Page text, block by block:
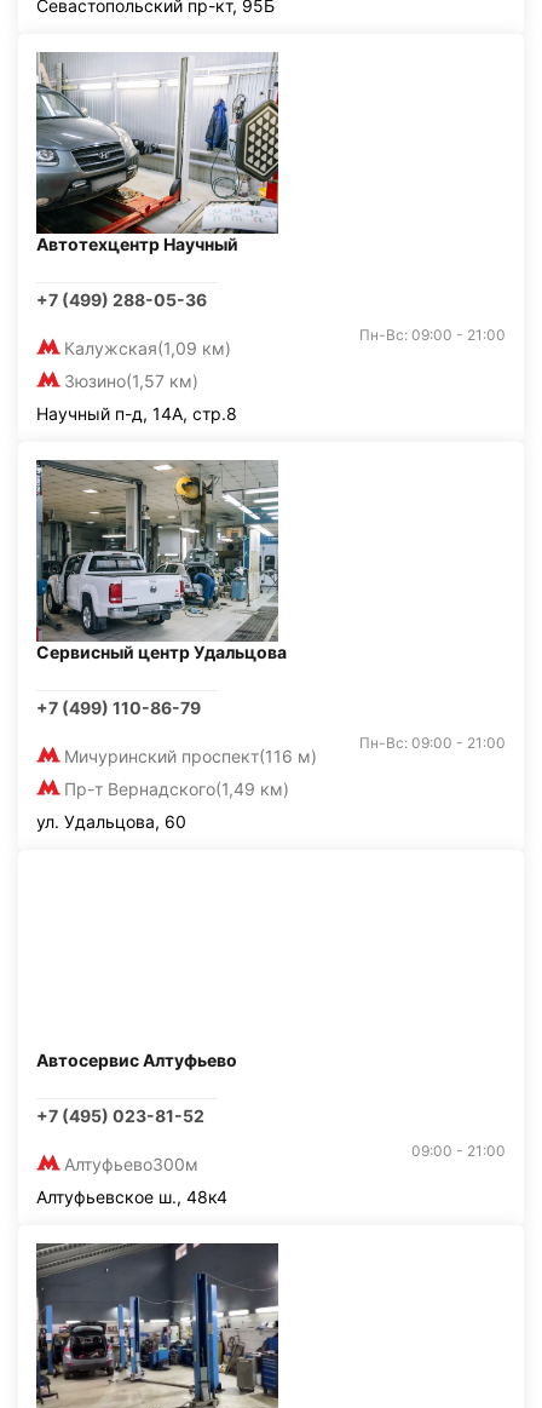
Севастопольский пр-кт, 95Б
Автотехцентр Научный
+7 (499) 288-05-36
Калужская(1,09 км)
Зюзино(1,57 км)
Пн-Вс: 09:00 - 21:00
Научный п-д, 14А, стр.8
Сервисный центр Удальцова
+7 (499) 110-86-79
Мичуринский проспект(116 м)
Пр-т Вернадского(1,49 км)
Пн-Вс: 09:00 - 21:00
ул. Удальцова, 60
Автосервис Алтуфьево
+7 (495) 023-81-52
Алтуфьево300м
09:00 - 21:00
Алтуфьевское ш., 48к4